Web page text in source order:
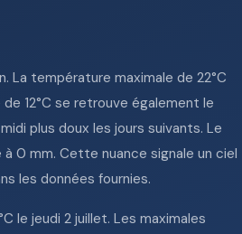
La température maximale de 22°C
12°C se retrouve également le
plus doux les jours suivants. Le
0 mm. Cette nuance signale un ciel
les données fournies.
le jeudi 2 juillet. Les maximales